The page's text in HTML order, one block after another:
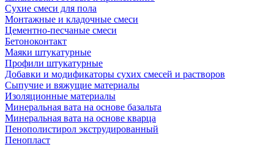
Сухие смеси для пола
Монтажные и кладочные смеси
Цементно-песчаные смеси
Бетоноконтакт
Маяки штукатурные
Профили штукатурные
Добавки и модификаторы сухих смесей и растворов
Сыпучие и вяжущие материалы
Изоляционные материалы
Минеральная вата на основе базальта
Минеральная вата на основе кварца
Пенополистирол экструдированный
Пенопласт